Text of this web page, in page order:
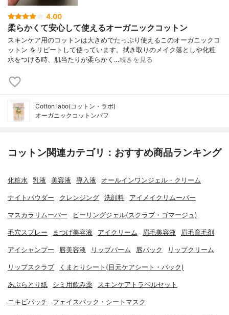
4.00
柔らかくて安心して使えるオーガニックコットン
スキンケア用のコットンは大きめでたっぷり使えるこのオーガニックコ
ットン をリピートして使っています。拭き取りのメイク落としや化粧
水をつける時、肌当たりが柔らかく…続きを見る
Cotton labo(コットン・ラボ)
オーガニックコットンパフ
コットン関連カテゴリ：おすすめ商品ランキング
化粧水 乳液 美容液 導入液 オールインワンジェル・クリーム
ナイトパウダー クレンジング 洗顔料 アイメイクリムーバー
マスカラリムーバー ピーリングジェル(スクラブ・ゴマージュ)
毛穴スプレー まつげ美容液 アイクリーム 眉毛美容液 眉毛育毛剤
アイシャンプー 唇美容液 リップバーム 唇パック リップクリーム
リップスクラブ くまとりシート(目元ケアシート・パック)
あぶらとり紙 シミ用飲み薬 スキンケアトラベルセット
ニキビパッチ フェイスパック・シートマスク